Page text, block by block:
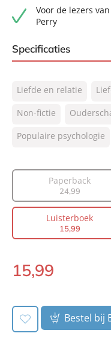
Voor de lezers
Perry
Specificaties
NUR:
Type:
Auteur(s):
Voorlezer:
Duur:
Liefde en relatie
Non-fictie
Populaire psychologie
Paperback
24,99
Luisterboek
15,99
Luisterboek:
15,99
Bestel bij